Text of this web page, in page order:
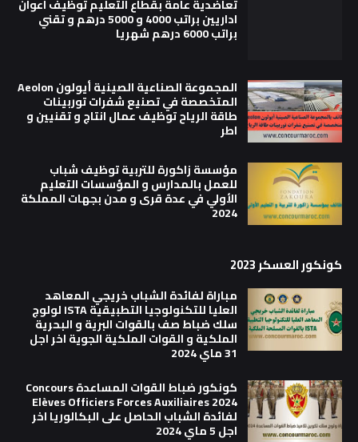
تعاضدية عامة بقطاع التعليم توظيف اعوان
اداريين براتب 4000 و 5000 درهم و تقني
براتب 6000 درهم شهريا
المجموعة الصناعية الصينية أيولون Aeolon
المتخصصة في تصنيع شفرات توربينات
طاقة الرياح توظيف عمال انتاج و تقنيين و
اطر
مؤسسة زاكورة للتربية توظيف شباب
للعمل بالمدارس و المؤسسات التعليم
الأولي في عدة قرى و مدن بجهات المملكة
2024
كونكور العسكر 2023
مباراة لفائدة الشباب خريجي المعاهد
العليا للتكنولوجيا التطبيقية ISTA لولوج
سلك ضباط صف بالقوات البرية و البحرية
الملكية و القوات الملكية الجوية اخر اجل
31 ماي 2024
كونكور ضباط القوات المساعدة Concours
Elèves Officiers Forces Auxiliaires 2024
لفائدة الشباب الحاصل على البكالوريا اخر
اجل 5 ماي 2024